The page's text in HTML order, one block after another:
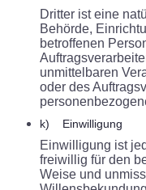
Dritter ist eine
Behörde,
betroffenen
unmittelbaren
oder des
k) Einwilligung
Einwilligung ist
freiwillig für den
Weise und